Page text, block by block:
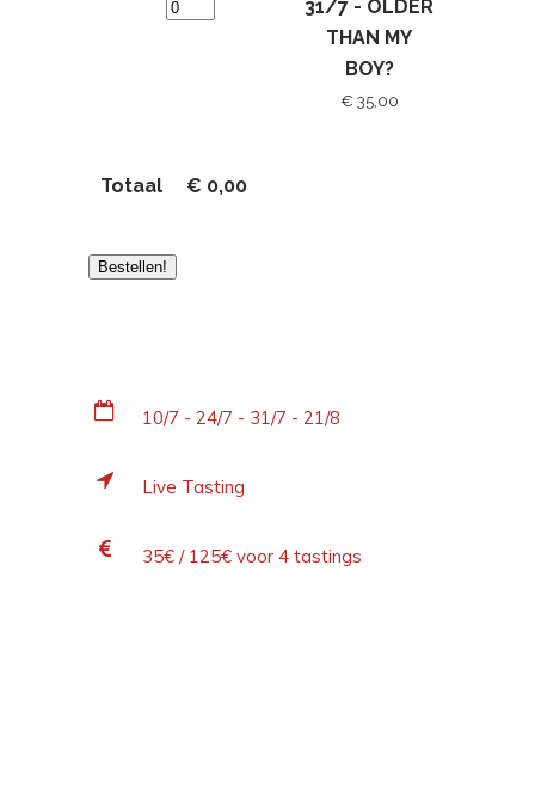
31/7 - OLDER
THAN MY
BOY?
€ 35,00
Totaal € 0,00
Bestellen!
10/7 - 24/7 - 31/7 - 21/8
Live Tasting
35€ / 125€ voor 4 tastings